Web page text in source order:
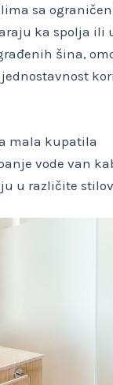
sa
ka spolja ili
šina,
mala kupatila
vode van
u različite